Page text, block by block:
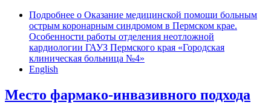
Подробнее о Оказание медицинской помощи больным
острым коронарным синдромом в Пермском крае.
Особенности работы отделения неотложной
кардиологии ГАУЗ Пермского края «Городская
клиническая больница №4»
English
Место фармако-инвазивного подхода